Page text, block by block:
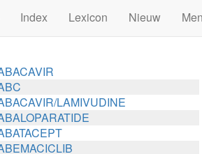
Index Lexicon Nieuw
LAMIVUDINE